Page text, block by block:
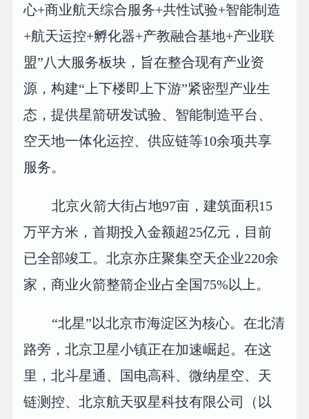
心+商业航天综合服务+共性试验+智能制造
+航天运控+孵化器+产教融合基地+产业联
盟”八大服务板块，旨在整合现有产业资
源，构建“上下楼即上下游”紧密型产业生
态，提供星箭研发试验、智能制造平台、
空天地一体化运控、供应链等10余项共享
服务。
北京火箭大街占地97亩，建筑面积15
万平方米，首期投入金额超25亿元，目前
已全部竣工。北京亦庄聚集空天企业220余
家，商业火箭整箭企业占全国75%以上。
“北星”以北京市海淀区为核心。在北清
路旁，北京卫星小镇正在加速崛起。在这
里，北斗星通、国电高科、微纳星空、天
链测控、北京航天驭星科技有限公司（以